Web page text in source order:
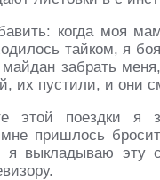
когда моя
тайком, я
забрать
их пустили, и они
этой поездки я
пришлось
я выкладываю эту